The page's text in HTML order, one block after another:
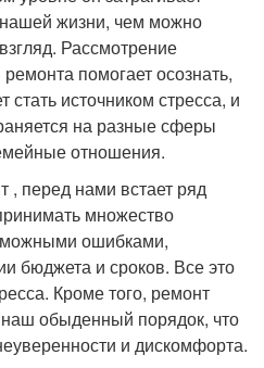
жизни, чем можно
Рассмотрение
помогает осознать,
стать источником стресса, и
на разные сферы
отношения.
, перед нами встает ряд
множество
ошибками,
бюджета и сроков. Все это
Кроме того, ремонт
обыденный порядок, что
и дискомфорта.